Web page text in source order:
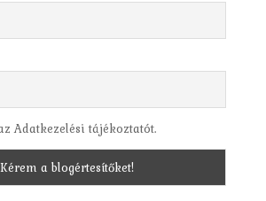
Adatkezelési tájékoztatót.